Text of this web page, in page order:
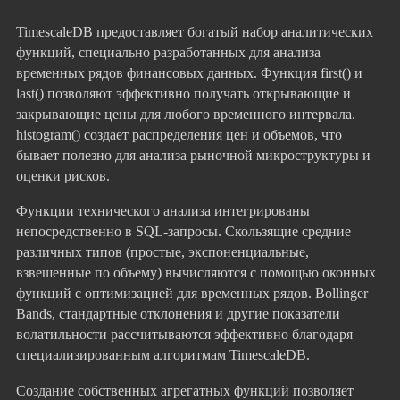
TimescaleDB предоставляет богатый набор аналитических
функций, специально разработанных для анализа
временных рядов финансовых данных. Функция first() и
last() позволяют эффективно получать открывающие и
закрывающие цены для любого временного интервала.
histogram() создает распределения цен и объемов, что
бывает полезно для анализа рыночной микроструктуры и
оценки рисков.
Функции технического анализа интегрированы
непосредственно в SQL-запросы. Скользящие средние
различных типов (простые, экспоненциальные,
взвешенные по объему) вычисляются с помощью оконных
функций с оптимизацией для временных рядов. Bollinger
Bands, стандартные отклонения и другие показатели
волатильности рассчитываются эффективно благодаря
специализированным алгоритмам TimescaleDB.
Создание собственных агрегатных функций позволяет